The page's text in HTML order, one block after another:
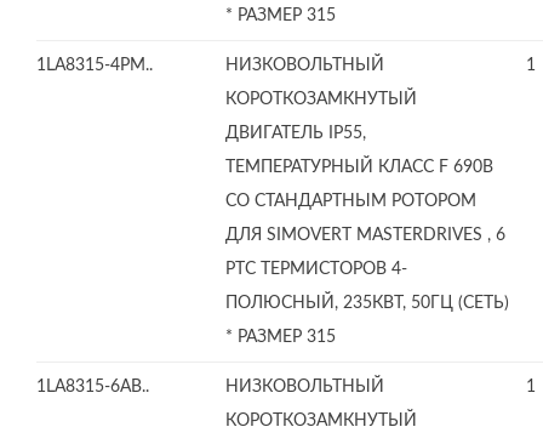
* РАЗМЕР 315
1LA8315-4PM..
НИЗКОВОЛЬТНЫЙ
КОРОТКОЗАМКНУТЫЙ
ДВИГАТЕЛЬ IP55,
ТЕМПЕРАТУРНЫЙ КЛАСС F 690В
СО СТАНДАРТНЫМ РОТОРОМ
ДЛЯ SIMOVERT MASTERDRIVES , 6
PTC ТЕРМИСТОРОВ 4-
ПОЛЮСНЫЙ, 235КВТ, 50ГЦ (СЕТЬ)
* РАЗМЕР 315
1
1LA8315-6AB..
НИЗКОВОЛЬТНЫЙ
КОРОТКОЗАМКНУТЫЙ
1